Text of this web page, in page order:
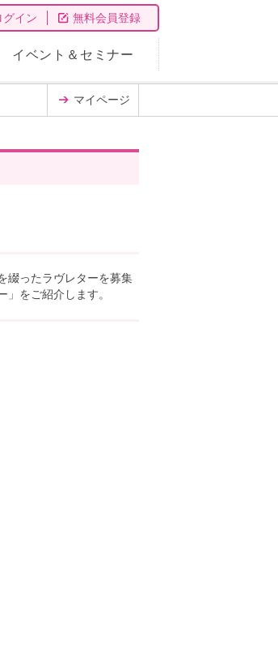
グイン 無料会員登録
イベント＆セミナー
マイページ
綴ったラヴレターを募集
をご紹介します。